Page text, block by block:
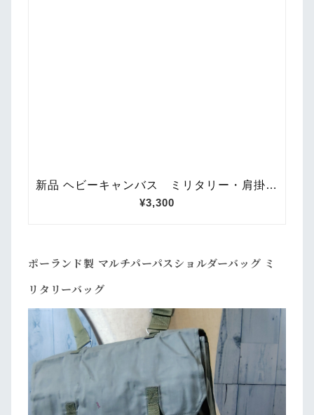
ポーランド製 マルチパーパスショルダーバッグ ミ
リタリーバッグ